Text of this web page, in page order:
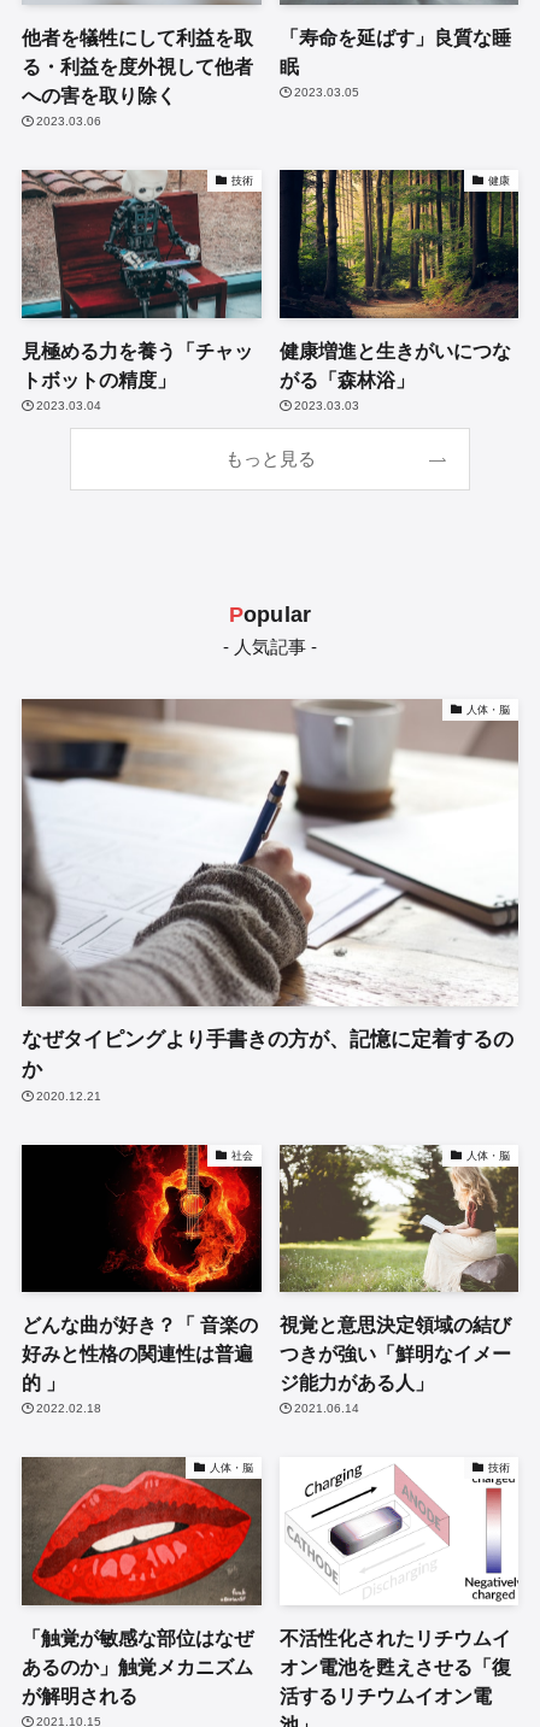
他者を犠牲にして利益を取
る・利益を度外視して他者
への害を取り除く
2023.03.06
「寿命を延ばす」良質な睡
眠
2023.03.05
技術
見極める力を養う「チャッ
トボットの精度」
2023.03.04
健康
健康増進と生きがいにつな
がる「森林浴」
2023.03.03
もっと見る
Popular
- 人気記事 -
人体・脳
なぜタイピングより手書きの方が、記憶に定着するの
か
2020.12.21
社会
どんな曲が好き？「 音楽の
好みと性格の関連性は普遍
的 」
2022.02.18
人体・脳
視覚と意思決定領域の結び
つきが強い「鮮明なイメー
ジ能力がある人」
2021.06.14
人体・脳
「触覚が敏感な部位はなぜ
あるのか」触覚メカニズム
が解明される
2021.10.15
技術
不活性化されたリチウムイ
オン電池を甦えさせる「復
活するリチウムイオン電